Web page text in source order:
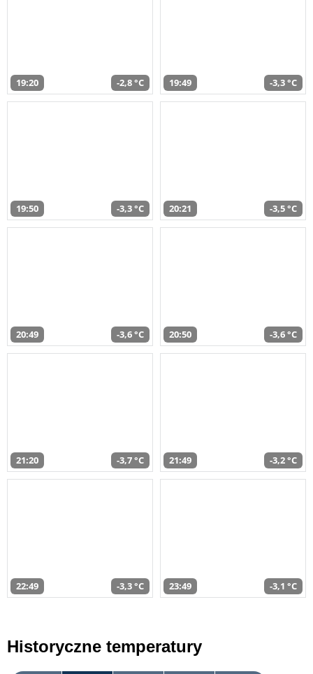
19:20 -2,8 °C 19:49 -3,3 °C
19:50 -3,3 °C 20:21 -3,5 °C
20:49 -3,6 °C 20:50 -3,6 °C
21:20 -3,7 °C 21:49 -3,2 °C
22:49 -3,3 °C 23:49 -3,1 °C
Historyczne temperatury